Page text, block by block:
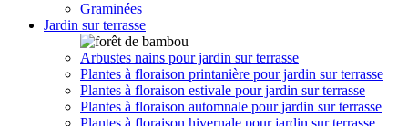
Graminées
Jardin sur terrasse
Arbustes nains pour jardin sur terrasse
Plantes à floraison printanière pour jardin sur terrasse
Plantes à floraison estivale pour jardin sur terrasse
Plantes à floraison automnale pour jardin sur terrasse
Plantes à floraison hivernale pour jardin sur terrasse